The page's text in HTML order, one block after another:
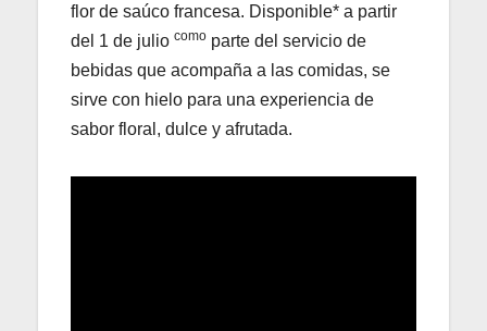
flor de saúco francesa. Disponible* a partir
del 1 de julio como parte del servicio de
bebidas que acompaña a las comidas, se
sirve con hielo para una experiencia de
sabor floral, dulce y afrutada.